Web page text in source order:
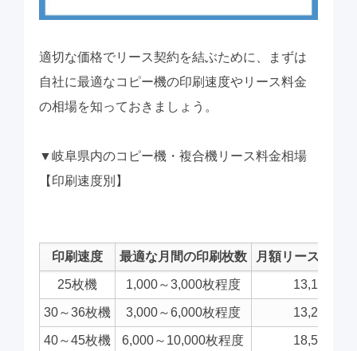
適切な価格でリース契約を結ぶために、まずは
自社に最適なコピー機の印刷速度やリース料金
の相場を知っておきましょう。
▼岐阜県内のコピー機・複合機リース料金相場
【印刷速度別】
印刷速度 最適な月間の印刷枚数 月額リース料金
25枚機 1,000～3,000枚程度 13,100円
30～36枚機 3,000～6,000枚程度 13,250円
40～45枚機 6,000～10,000枚程度 18,580円